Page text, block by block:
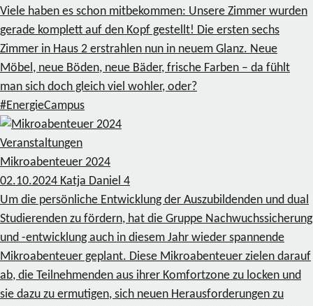
Viele haben es schon mitbekommen: Unsere Zimmer wurden
gerade komplett auf den Kopf gestellt! Die ersten sechs
Zimmer in Haus 2 erstrahlen nun in neuem Glanz. Neue
Möbel, neue Böden, neue Bäder, frische Farben – da fühlt
man sich doch gleich viel wohler, oder?
#EnergieCampus
Veranstaltungen
Mikroabenteuer 2024
02.10.2024 Katja Daniel 4
Um die persönliche Entwicklung der Auszubildenden und dual
Studierenden zu fördern, hat die Gruppe Nachwuchssicherung
und -entwicklung auch in diesem Jahr wieder spannende
Mikroabenteuer geplant. Diese Mikroabenteuer zielen darauf
ab, die Teilnehmenden aus ihrer Komfortzone zu locken und
sie dazu zu ermutigen, sich neuen Herausforderungen zu